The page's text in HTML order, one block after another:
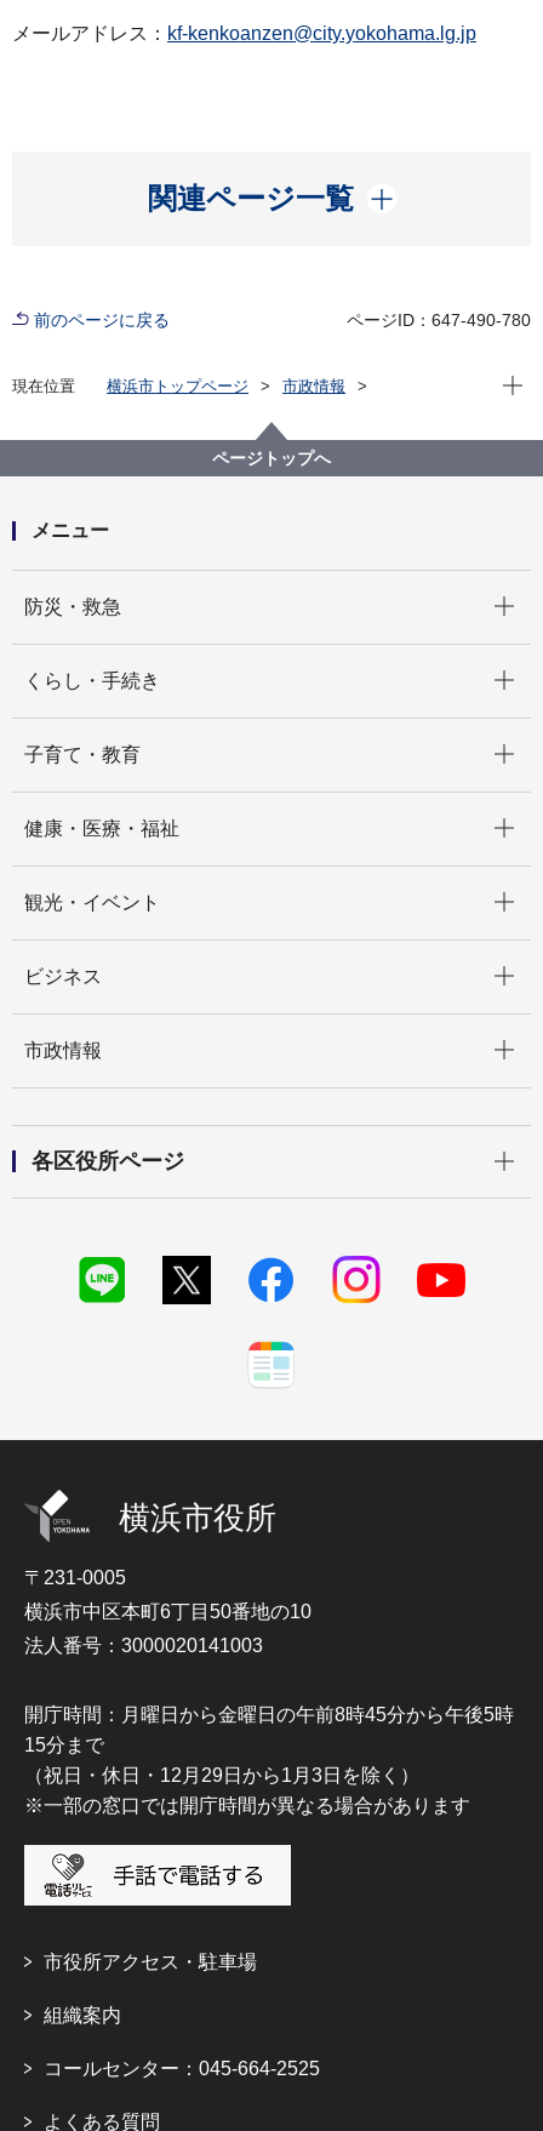
メールアドレス： kf-kenkoanzen@city.yokohama.lg.jp
関連ページ一覧
開く
前のページに戻る ページID：647-490-780
現在位置 横浜市トップページ
市政情報
新型コロナウイルス感染症による新たな市内の患者確
認について
現在
ページトップへ
メニュー
防災・救急
くらし・手続き
子育て・教育
健康・医療・福祉
観光・イベント
ビジネス
市政情報
各区役所ページ
横浜市役所
〒231-0005
横浜市中区本町6丁目50番地の10
法人番号：3000020141003
開庁時間：月曜日から金曜日の午前8時45分から午後5時
15分まで
（祝日・休日・12月29日から1月3日を除く）
※一部の窓口では開庁時間が異なる場合があります
市役所アクセス・駐車場
組織案内
コールセンター：045-664-2525
よくある質問